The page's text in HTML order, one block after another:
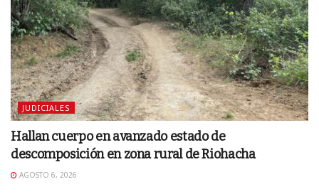
JUDICIALES
Hallan cuerpo en avanzado estado de
descomposición en zona rural de Riohacha
AGOSTO 6, 2026